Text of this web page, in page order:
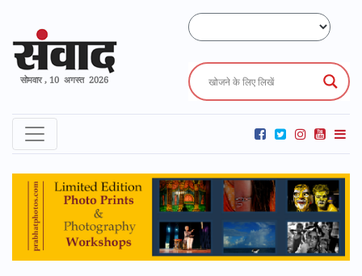
सोमवार , 10 अगस्त 2026